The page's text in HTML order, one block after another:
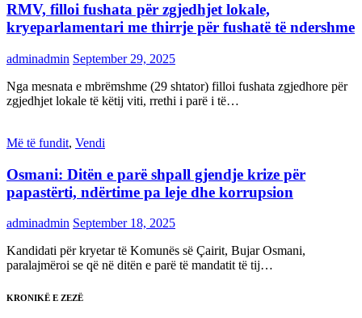
RMV, filloi fushata për zgjedhjet lokale,
kryeparlamentari me thirrje për fushatë të ndershme
adminadmin September 29, 2025
Nga mesnata e mbrëmshme (29 shtator) filloi fushata zgjedhore për
zgjedhjet lokale të këtij viti, rrethi i parë i të…
Më të fundit, Vendi
Osmani: Ditën e parë shpall gjendje krize për
papastërti, ndërtime pa leje dhe korrupsion
adminadmin September 18, 2025
Kandidati për kryetar të Komunës së Çairit, Bujar Osmani,
paralajmëroi se që në ditën e parë të mandatit të tij…
KRONIKË E ZEZË